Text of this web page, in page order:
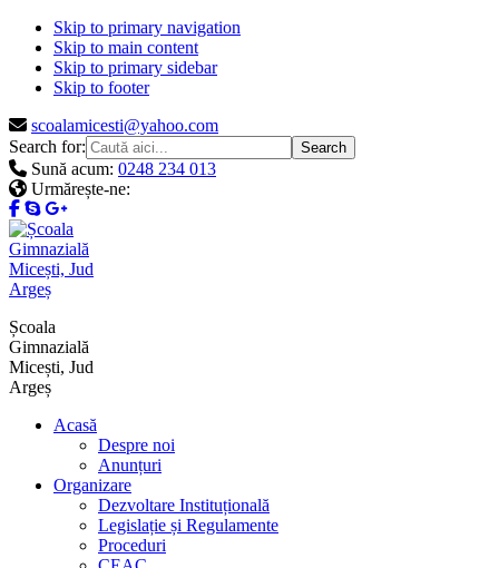
Skip to primary navigation
Skip to main content
Skip to primary sidebar
Skip to footer
scoalamicesti@yahoo.com
Search for:
Sună acum: 0248 234 013
Urmărește-ne:
Școala
Gimnazială
Micești, Jud
Argeș
Acasă
Despre noi
Anunțuri
Organizare
Dezvoltare Instituțională
Legislație și Regulamente
Proceduri